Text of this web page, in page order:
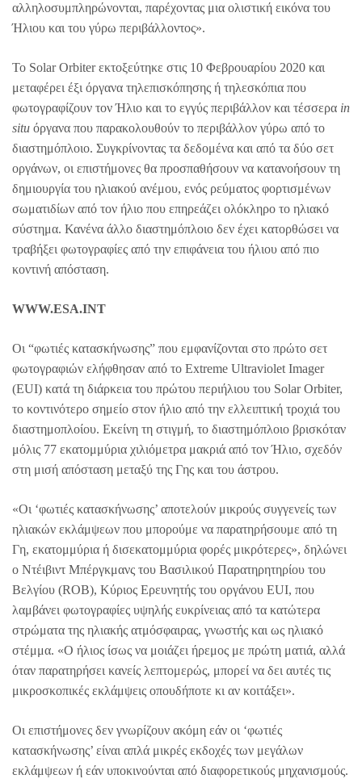
αλληλοσυμπληρώνονται, παρέχοντας μια ολιστική εικόνα του
Ήλιου και του γύρω περιβάλλοντος».
Το Solar Orbiter εκτοξεύτηκε στις 10 Φεβρουαρίου 2020 και
μεταφέρει έξι όργανα τηλεπισκόπησης ή τηλεσκόπια που
φωτογραφίζουν τον Ήλιο και το εγγύς περιβάλλον και τέσσερα in
situ όργανα που παρακολουθούν το περιβάλλον γύρω από το
διαστημόπλοιο. Συγκρίνοντας τα δεδομένα και από τα δύο σετ
οργάνων, οι επιστήμονες θα προσπαθήσουν να κατανοήσουν τη
δημιουργία του ηλιακού ανέμου, ενός ρεύματος φορτισμένων
σωματιδίων από τον ήλιο που επηρεάζει ολόκληρο το ηλιακό
σύστημα. Κανένα άλλο διαστημόπλοιο δεν έχει κατορθώσει να
τραβήξει φωτογραφίες από την επιφάνεια του ήλιου από πιο
κοντινή απόσταση.
WWW.ESA.INT
Οι “φωτιές κατασκήνωσης” που εμφανίζονται στο πρώτο σετ
φωτογραφιών ελήφθησαν από το Extreme Ultraviolet Imager
(EUI) κατά τη διάρκεια του πρώτου περιήλιου του Solar Orbiter,
το κοντινότερο σημείο στον ήλιο από την ελλειπτική τροχιά του
διαστημοπλοίου. Εκείνη τη στιγμή, το διαστημόπλοιο βρισκόταν
μόλις 77 εκατομμύρια χιλιόμετρα μακριά από τον Ήλιο, σχεδόν
στη μισή απόσταση μεταξύ της Γης και του άστρου.
«Οι ‘φωτιές κατασκήνωσης’ αποτελούν μικρούς συγγενείς των
ηλιακών εκλάμψεων που μπορούμε να παρατηρήσουμε από τη
Γη, εκατομμύρια ή δισεκατομμύρια φορές μικρότερες», δηλώνει
ο Ντέιβιντ Μπέργκμανς του Βασιλικού Παρατηρητηρίου του
Βελγίου (ROB), Κύριος Ερευνητής του οργάνου EUI, που
λαμβάνει φωτογραφίες υψηλής ευκρίνειας από τα κατώτερα
στρώματα της ηλιακής ατμόσφαιρας, γνωστής και ως ηλιακό
στέμμα. «Ο ήλιος ίσως να μοιάζει ήρεμος με πρώτη ματιά, αλλά
όταν παρατηρήσει κανείς λεπτομερώς, μπορεί να δει αυτές τις
μικροσκοπικές εκλάμψεις οπουδήποτε κι αν κοιτάξει».
Οι επιστήμονες δεν γνωρίζουν ακόμη εάν οι ‘φωτιές
κατασκήνωσης’ είναι απλά μικρές εκδοχές των μεγάλων
εκλάμψεων ή εάν υποκινούνται από διαφορετικούς μηχανισμούς.